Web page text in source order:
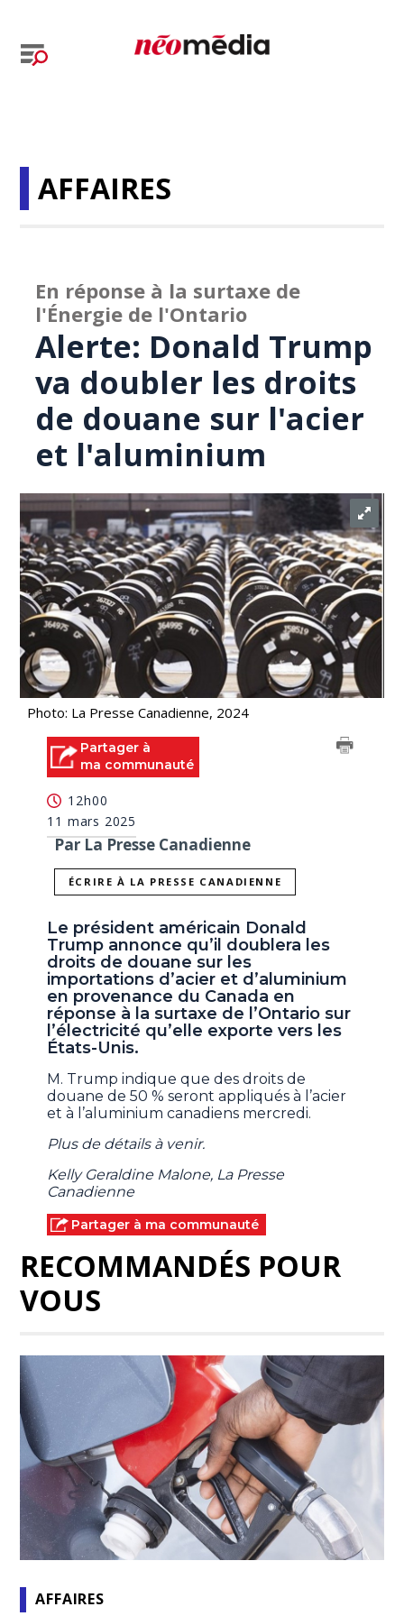
AFFAIRES
En réponse à la surtaxe de
l'Énergie de l'Ontario
Alerte: Donald Trump
va doubler les droits
de douane sur l'acier
et l'aluminium
Photo: La Presse Canadienne, 2024
Partager à
ma communauté
12h00
11 mars 2025
Par La Presse Canadienne
ÉCRIRE À LA PRESSE CANADIENNE
Le président américain Donald
Trump annonce qu’il doublera les
droits de douane sur les
importations d’acier et d’aluminium
en provenance du Canada en
réponse à la surtaxe de l’Ontario sur
l’électricité qu’elle exporte vers les
États-Unis.
M. Trump indique que des droits de
douane de 50 % seront appliqués à l’acier
et à l’aluminium canadiens mercredi.
Plus de détails à venir.
Kelly Geraldine Malone, La Presse
Canadienne
Partager à ma communauté
RECOMMANDÉS POUR
VOUS
AFFAIRES